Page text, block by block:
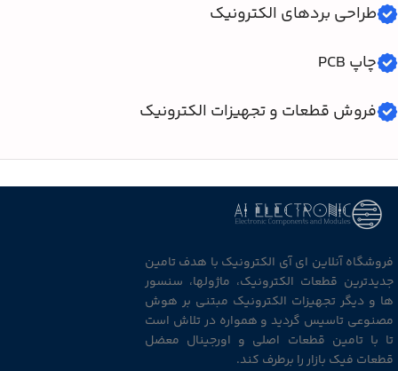
طراحی بردهای الکترونیک
چاپ PCB
فروش قطعات و تجهیزات الکترونیک
فروشگاه آنلاین ای آی الکترونیک با هدف تامین
جدیدترین قطعات الکترونیک، ماژولها، سنسور
ها و دیگر تجهیزات الکترونیک مبتنی بر هوش
مصنوعی تاسیس گردید و همواره در تلاش است
تا با تامین قطعات اصلی و اورجینال معضل
قطعات فیک بازار را برطرف کند.